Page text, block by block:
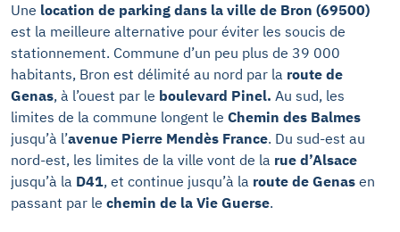
Une location de parking dans la ville de Bron (69500)
est la meilleure alternative pour éviter les soucis de
stationnement. Commune d’un peu plus de 39 000
habitants, Bron est délimité au nord par la route de
Genas, à l’ouest par le boulevard Pinel. Au sud, les
limites de la commune longent le Chemin des Balmes
jusqu’à l’avenue Pierre Mendès France. Du sud-est au
nord-est, les limites de la ville vont de la rue d’Alsace
jusqu’à la D41, et continue jusqu’à la route de Genas en
passant par le chemin de la Vie Guerse.